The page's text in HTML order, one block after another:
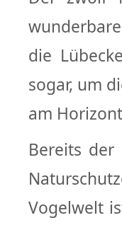
die
sogar, um
am
Bereits
Vogelwelt